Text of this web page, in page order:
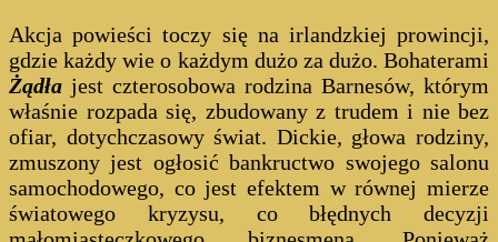
Akcja powieści toczy się na irlandzkiej prowincji,
gdzie każdy wie o każdym dużo za dużo. Bohaterami
Żądła jest czterosobowa rodzina Barnesów, którym
właśnie rozpada się, zbudowany z trudem i nie bez
ofiar, dotychczasowy świat. Dickie, głowa rodziny,
zmuszony jest ogłosić bankructwo swojego salonu
samochodowego, co jest efektem w równej mierze
światowego kryzysu, co błędnych decyzji